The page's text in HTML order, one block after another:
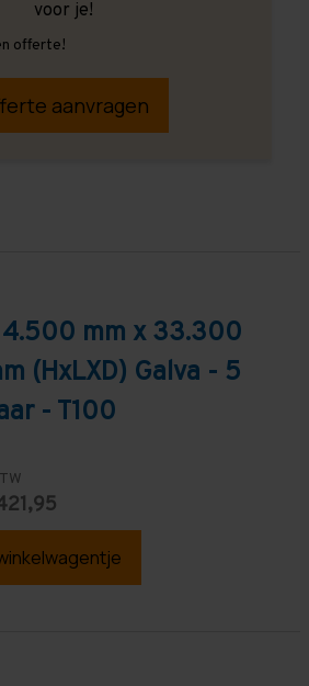
voor je!
offerte!
aanvragen
mm x 33.300
(HxLXD) Galva - 5
- T100